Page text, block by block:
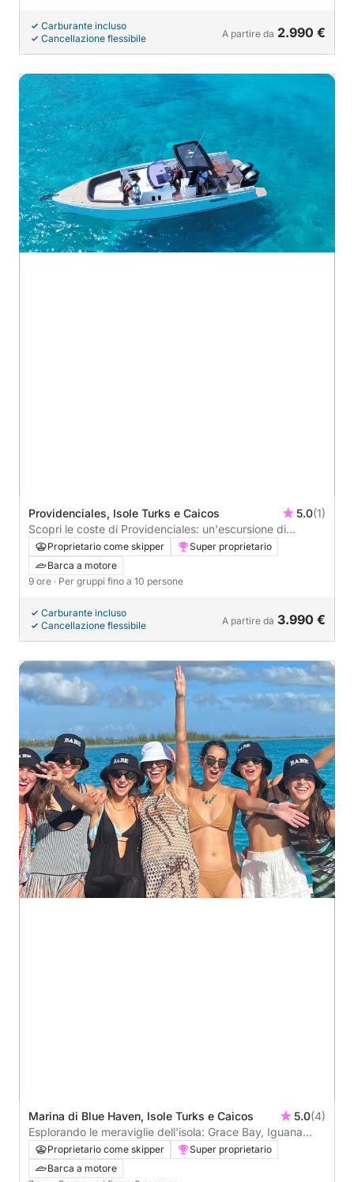
Carburante incluso
Cancellazione flessibile
A partire da 2.990 €
Providenciales, Isole Turks e Caicos 5.0(1)
Scopri le coste di Providenciales: un'escursione di
un'intera giornata a bordo di un motoscafo.
Proprietario come skipper
Super proprietario
Barca a motore
9 ore · Per gruppi fino a 10 persone
Carburante incluso
Cancellazione flessibile
A partire da 3.990 €
Marina di Blue Haven, Isole Turks e Caicos 5.0(4)
Esplorando le meraviglie dell'isola: Grace Bay, Iguana
Island, Half Moon Bay e altro ancora
Proprietario come skipper
Super proprietario
Barca a motore